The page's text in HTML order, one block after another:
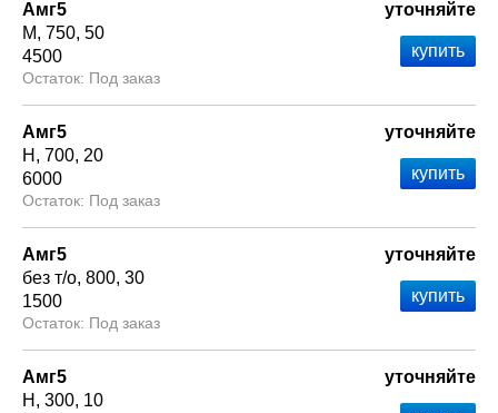
Амг5
М 750 50
4500
Под заказ
уточняйте
Амг5
Н
700 20
6000
Под заказ
уточняйте
Амг5
без т/о 800 30
1500
Под заказ
уточняйте
Амг5
Н
300 10
уточняйте